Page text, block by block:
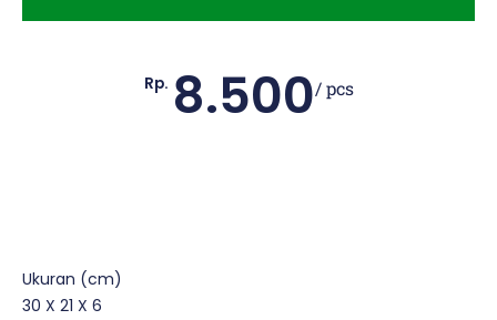
Rp. 8.500/ pcs
Ukuran (cm)
30 X 21 X 6